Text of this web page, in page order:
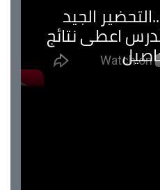
الجيد
اعطى نتائج